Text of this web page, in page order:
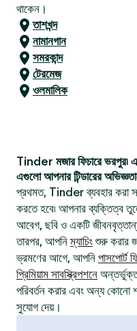
থাকেন।
তাশখন্দ
নামানগান
সমরকান্দ
টেরমেজ
ওলমালিক
Tinder মজার ফিচারে ভরপুর৷
এগুলো আপনার টিন্ডারের
প্রথমত, Tinder ব্যবহার করা
করতে হবে৷ আপনার ব্যক্তিত্ব
আবেগ, ছবি ও একটি
তারপর, আপনিম্যাচিং শুরু করার
ভ্রমণের আগে, আপনি পাসপোর্ট
প্রিমিয়াম সাবস্ক্রিপশনে
পরিবর্তন করার এবং অন্য কোনো
সুযোগ দেয়।